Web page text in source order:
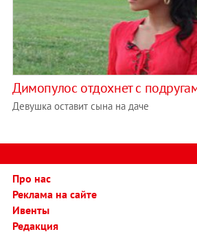
Димопулос отдохнет с
Девушка оставит сына на даче
Про нас
Реклама на сайте
Ивенты
Редакция